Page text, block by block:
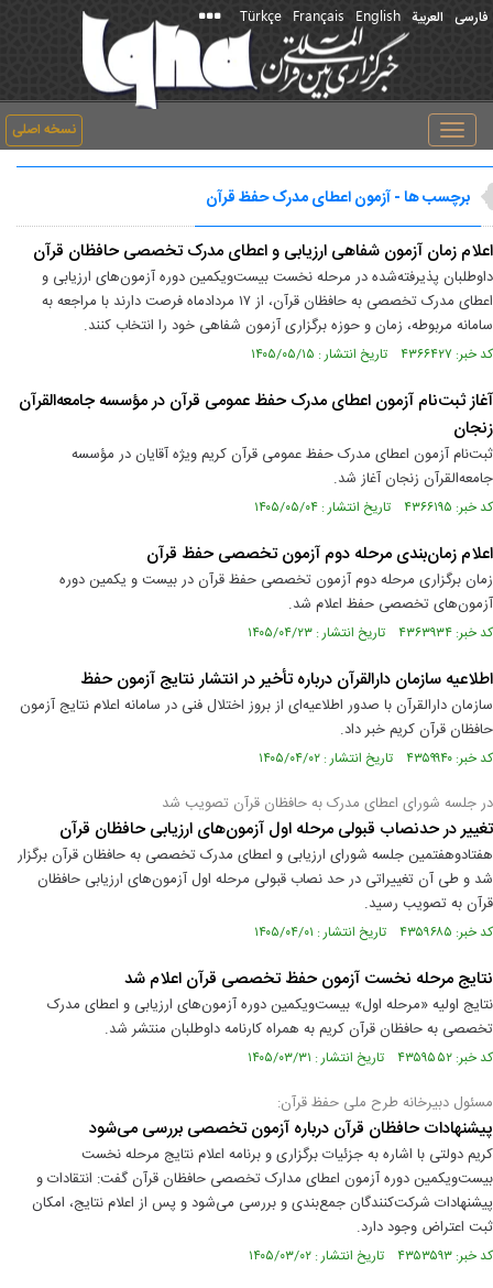
فارسی العربیة English
Français
Türkçe
نسخه اصلی
Toggle
navigation
برچسب ها - آزمون اعطای مدرک حفظ قرآن
اعلام زمان آزمون شفاهی ارزیابی و اعطای مدرک تخصصی حافظان قرآن
داوطلبان پذیرفته‌شده در مرحله نخست بیست‌ویکمین دوره آزمون‌های ارزیابی و
اعطای مدرک تخصصی به حافظان قرآن، از ۱۷ مردادماه فرصت دارند با مراجعه به
سامانه مربوطه، زمان و حوزه برگزاری آزمون شفاهی خود را انتخاب کنند.
کد خبر: ۴۳۶۶۴۲۷ تاریخ انتشار : ۱۴۰۵/۰۵/۱۵
آغاز ثبت‌نام آزمون اعطای مدرک حفظ عمومی قرآن در مؤسسه جامعه‌القرآن
زنجان
ثبت‌نام آزمون اعطای مدرک حفظ عمومی قرآن کریم ویژه آقایان در مؤسسه
جامعه‌القرآن زنجان آغاز شد.
کد خبر: ۴۳۶۶۱۹۵ تاریخ انتشار : ۱۴۰۵/۰۵/۰۴
اعلام زمان‌بندی مرحله دوم آزمون‌ تخصصی حفظ قرآن
زمان برگزاری مرحله دوم آزمون تخصصی حفظ قرآن در بیست و یکمین دوره
آزمون‌های تخصصی حفظ اعلام شد.
کد خبر: ۴۳۶۳۹۳۴ تاریخ انتشار : ۱۴۰۵/۰۴/۲۳
اطلاعیه سازمان دارالقرآن درباره تأخیر در انتشار نتایج آزمون حفظ
سازمان دارالقرآن با صدور اطلاعیه‌ای از بروز اختلال فنی در سامانه اعلام نتایج آزمون
حافظان قرآن کریم خبر داد.
کد خبر: ۴۳۵۹۹۴۰ تاریخ انتشار : ۱۴۰۵/۰۴/۰۲
در جلسه شورای اعطای مدرک به حافظان قرآن تصویب شد
تغییر در حدنصاب قبولی مرحله اول آزمون‌های ارزیابی حافظان قرآن
هفتادوهفتمین جلسه شورای ارزیابی و اعطای مدرک تخصصی به حافظان قرآن برگزار
شد و طی آن تغییراتی در حد نصاب قبولی مرحله اول آزمون‌های ارزیابی حافظان
قرآن به تصویب رسید.
کد خبر: ۴۳۵۹۶۸۵ تاریخ انتشار : ۱۴۰۵/۰۴/۰۱
نتایج مرحله نخست آزمون‌ حفظ تخصصی قرآن اعلام شد
نتایج اولیه «مرحله اول» بیست‌ویکمین دوره آزمون‌‌های ارزیابی و اعطای مدرک
تخصصی به حافظان قرآن کریم به همراه کارنامه داوطلبان منتشر شد.
کد خبر: ۴۳۵۹۵۵۲ تاریخ انتشار : ۱۴۰۵/۰۳/۳۱
مسئول دبیرخانه طرح ملی حفظ قرآن:
پیشنهادات حافظان قرآن درباره آزمون تخصصی بررسی می‌شود
کریم دولتی با اشاره به جزئیات برگزاری و برنامه اعلام نتایج مرحله نخست
بیست‌ویکمین دوره آزمون اعطای مدارک تخصصی حافظان قرآن گفت: انتقادات و
پیشنهادات شرکت‌کنندگان جمع‌بندی و بررسی می‌شود و پس از اعلام نتایج، امکان
ثبت اعتراض وجود دارد.
کد خبر: ۴۳۵۳۵۹۳ تاریخ انتشار : ۱۴۰۵/۰۳/۰۲